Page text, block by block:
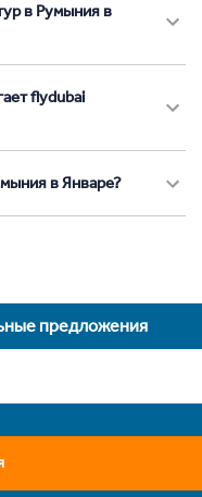
в Румыния в
flydubai
в Январе?
предложения